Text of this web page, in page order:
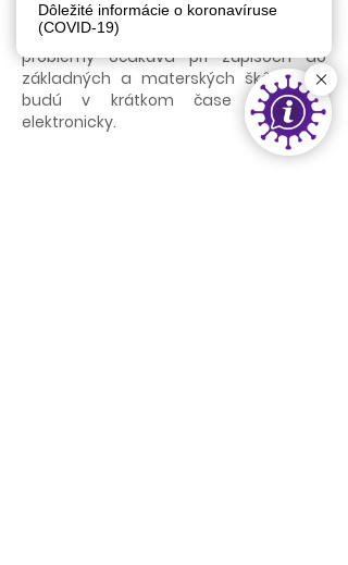
ktoré sa podľa platnej legislatívy týkajú
všetkých typov škôl. Najväčšie
problémy očakáva pri zápisoch do
základných a materských škôl, ktoré
budú v krátkom čase prebiehať
elektronicky.
Dôležité informácie o koronavíruse
(COVID-19)